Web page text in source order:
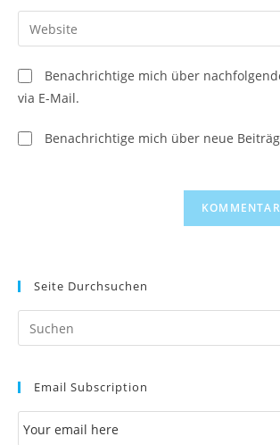
zum
Kommentieren
ein
E-
Mail-
zum
Kommentieren
Gib
deine
Website-
URL
(optional)
Benachrichtige mich über
via E-Mail.
Benachrichtige mich über neue
Seite Durchsuchen
Email Subscription
Email Subscription